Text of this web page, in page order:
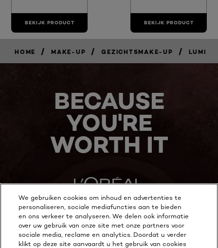
BEKIJK PRODUCT BEKIJK PRODUCT
HOME / MAKE-UP / GEZICHTSMAKE-UP / LUMI
BECAUSE
YOU'RE
WORTH IT
MEER ONTDEKKEN
ADDRESS
We gebruiken cookies om inhoud en advertenties te
personaliseren, sociale mediafuncties aan te bieden
en ons verkeer te analyseren. We delen ook informatie
over uw gebruik van onze site met onze partners voor
sociale media, reclame en analytics. Doordat u verder
klikt op deze site aanvaardt u het gebruik van cookies